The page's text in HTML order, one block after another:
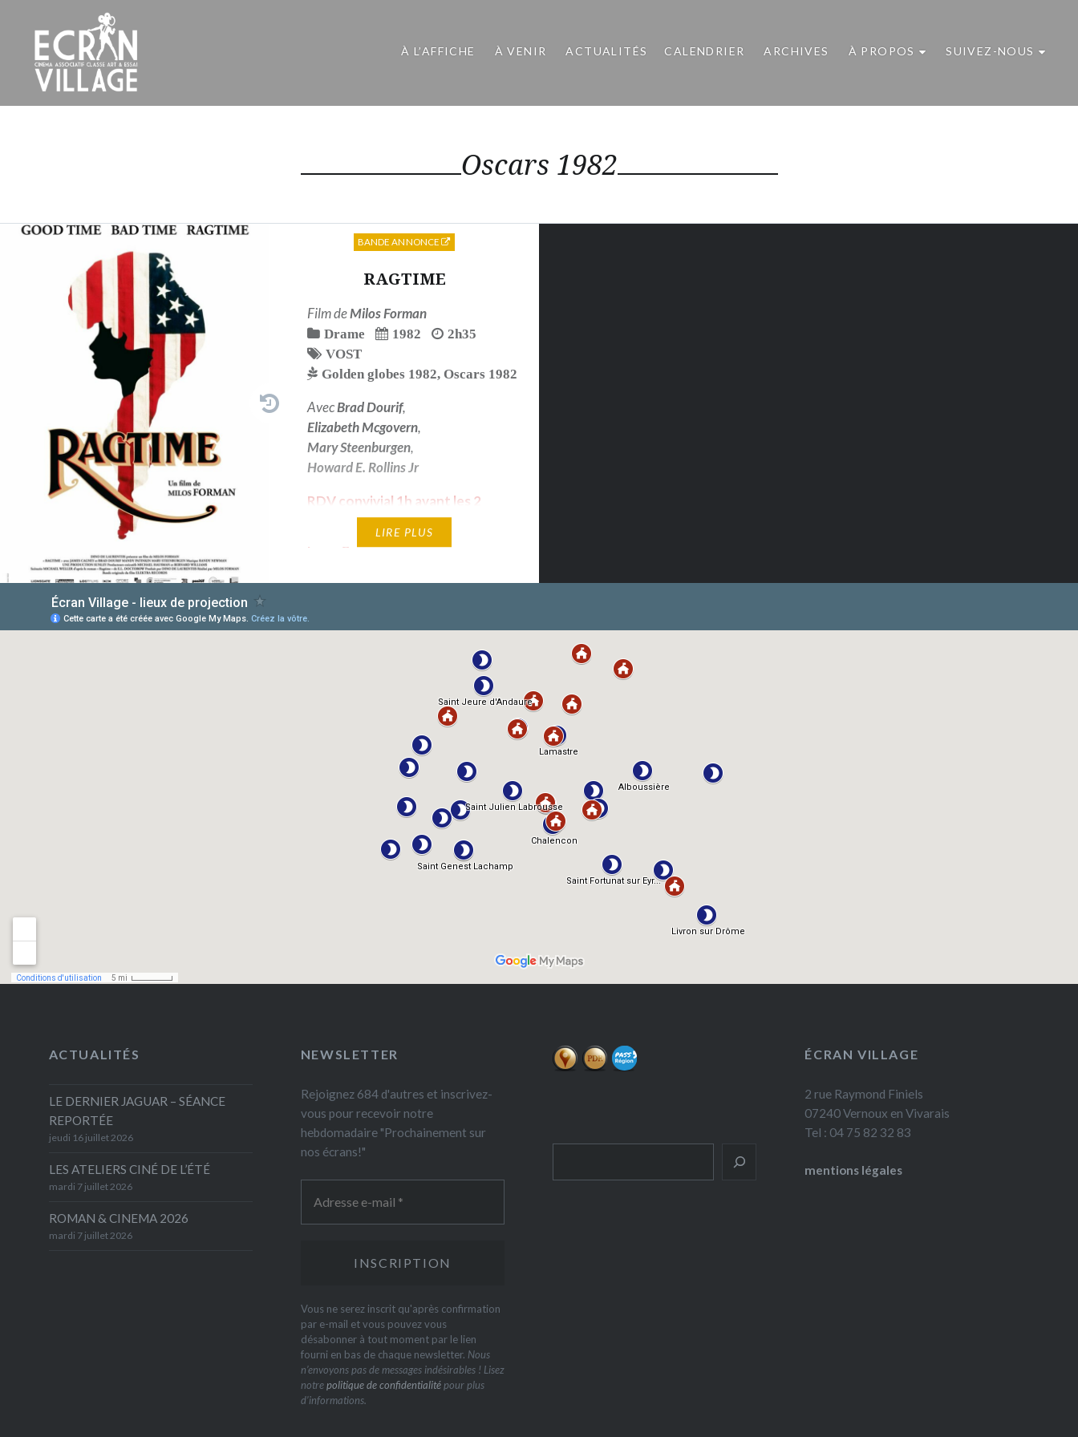
contenu
principal
ÉCRAN VILLAGE
À L’AFFICHE À VENIR ACTUALITÉS CALENDRIER ARCHIVES À PROPOS SUIVEZ-NOUS
Oscars 1982
RAGTIME
Film deMilos Forman
Drame 1982
2h35
VOST
Golden globes 1982, Oscars 1982
AvecBrad Dourif,
Elizabeth Mcgovern,
Mary Steenburgen,
Howard E. Rollins Jr
RDV convivial 1h avant les 2
séances - autour d’un repas
partagé tiré du sac.
LIRE PLUS
BANDE ANNONCE
ACTUALITÉS
LE DERNIER JAGUAR – SÉANCE
REPORTÉE
jeudi 16 juillet 2026
LES ATELIERS CINÉ DE L’ÉTÉ
mardi 7 juillet 2026
ROMAN & CINEMA 2026
mardi 7 juillet 2026
NEWSLETTER
Rejoignez 684 d'autres et inscrivez-
vous pour recevoir notre
hebdomadaire "Prochainement sur
nos écrans!"
Vous ne serez inscrit qu'après confirmation
par e-mail et vous pouvez vous
désabonner à tout moment par le lien
fourni en bas de chaque newsletter. Nous
n’envoyons pas de messages indésirables ! Lisez
notrepolitique de confidentialitépour plus
d’informations.
ÉCRAN VILLAGE
2 rue Raymond Finiels
07240 Vernoux en Vivarais
Tel : 04 75 82 32 83
mentions légales